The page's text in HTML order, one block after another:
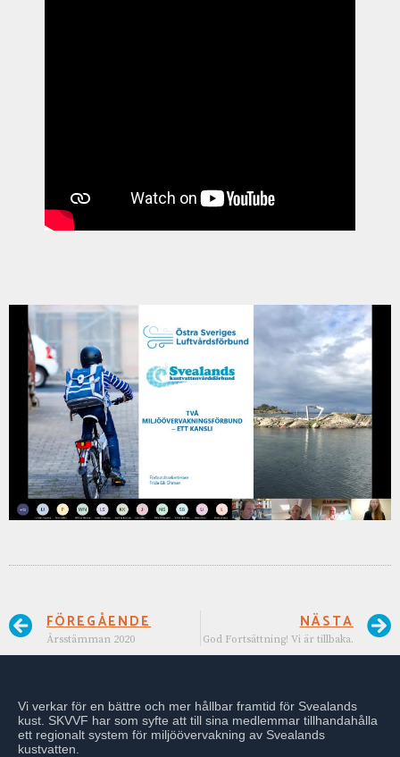
FÖREGÅENDE
Årsstämman 2020
NÄSTA
God Fortsättning! Vi är tillbaka.
Vi verkar för en bättre och mer hållbar framtid för Svealands
kust. SKVVF har som syfte att till sina medlemmar tillhandahålla
ett regionalt system för miljöövervakning av Svealands
kustvatten.